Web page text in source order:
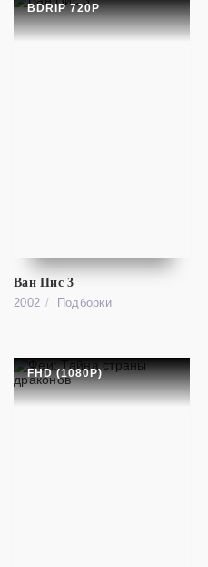
BDRIP 720P
Ван Пис 3
2002
Подборки
FHD (1080P)